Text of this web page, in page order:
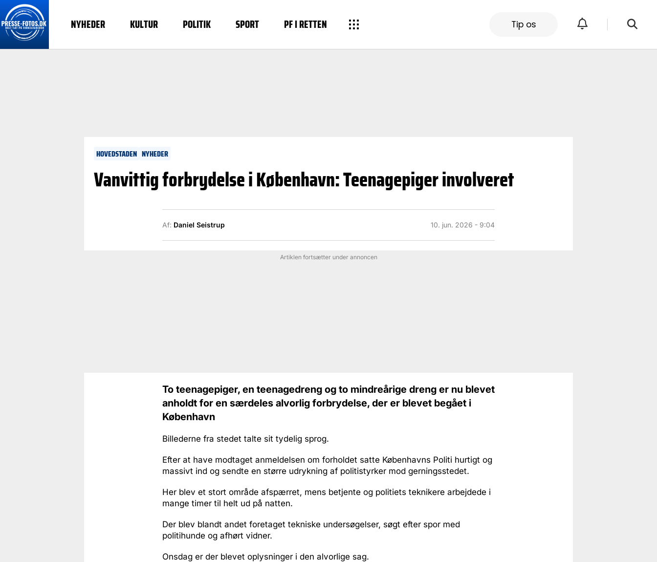
NYHEDER KULTUR POLITIK SPORT PF I RETTEN Tip os
HOVEDSTADEN NYHEDER
Vanvittig forbrydelse i København: Teenagepiger involveret
Af: Daniel Seistrup 10. jun. 2026 - 9:04
Artiklen fortsætter under annoncen
To teenagepiger, en teenagedreng og to mindreårige dreng er nu blevet
anholdt for en særdeles alvorlig forbrydelse, der er blevet begået i
København
Billederne fra stedet talte sit tydelig sprog.
Efter at have modtaget anmeldelsen om forholdet satte Københavns Politi hurtigt og
massivt ind og sendte en større udrykning af politistyrker mod gerningsstedet.
Her blev et stort område afspærret, mens betjente og politiets teknikere arbejdede i
mange timer til helt ud på natten.
Der blev blandt andet foretaget tekniske undersøgelser, søgt efter spor med
politihunde og afhørt vidner.
Onsdag er der blevet oplysninger i den alvorlige sag.